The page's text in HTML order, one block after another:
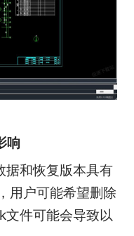
响
和恢复版本具有
用户可能希望删除
件可能会导致以